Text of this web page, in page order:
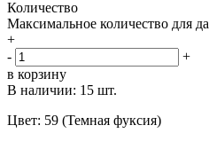
Количество
Максимальное количество для
+
-
+
в корзину
В наличии: 15 шт.
Цвет: 59 (Темная фуксия)